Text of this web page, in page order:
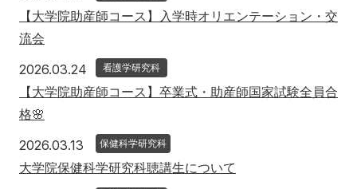
【大学院助産師コース】入学時オリエンテーション・交
流会
2026.03.24 2026年3月24日
看護学研究科
【大学院助産師コース】卒業式・助産師国家試験全員合
格🌸
2026.03.13 2026年3月13日
保健科学研究科
大学院保健科学研究科聴講生について